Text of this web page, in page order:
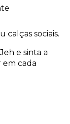
calças sociais.
e sinta a
cada